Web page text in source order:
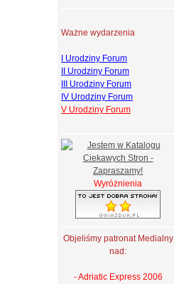
Ważne wydarzenia
I Urodziny Forum
II Urodziny Forum
III Urodziny Forum
IV Urodziny Forum
V Urodziny Forum
Wyróżnienia
Objeliśmy patronat Medialny
nad:
- Adriatic Express 2006